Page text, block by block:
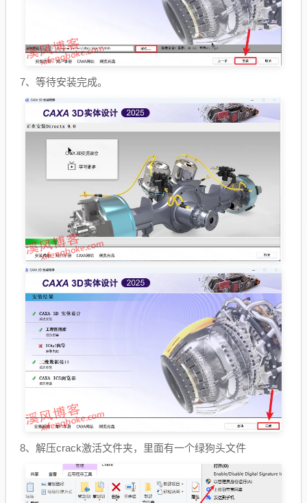
7、等待安装完成。
8、解压crack激活文件夹，里面有一个绿狗头文件